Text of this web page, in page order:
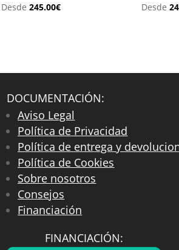
Desde245.00€
Desde
DOCUMENTACIÓN:
Aviso Legal
Política de Privacidad
Política de entrega y
Política de Cookies
Sobre nosotros
Consejos
Financiación
FINANCIACIÓN: